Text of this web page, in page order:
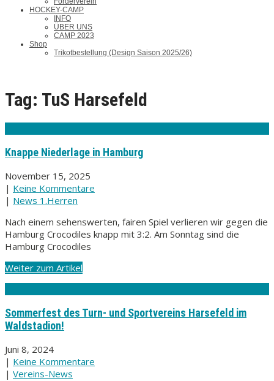
HOCKEY-CAMP
INFO
ÜBER UNS
CAMP 2023
Shop
Trikotbestellung (Design Saison 2025/26)
Tag: TuS Harsefeld
Knappe Niederlage in Hamburg
November 15, 2025
| Keine Kommentare
| News 1.Herren
Nach einem sehenswerten, fairen Spiel verlieren wir gegen die
Hamburg Crocodiles knapp mit 3:2. Am Sonntag sind die
Hamburg Crocodiles
Weiter zum Artikel
Sommerfest des Turn- und Sportvereins Harsefeld im
Waldstadion!
Juni 8, 2024
| Keine Kommentare
| Vereins-News